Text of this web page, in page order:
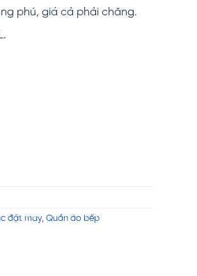
phú, giá cả phải chăng.
đặt may, Quần áo bếp